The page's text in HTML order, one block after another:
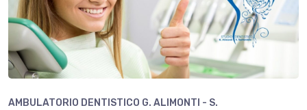
AMBULATORIO DENTISTICO G. ALIMONTI - S.